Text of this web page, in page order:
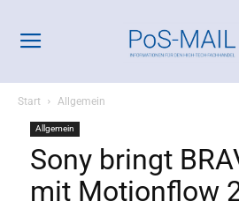
Start Allgemein
Allgemein
Sony bringt
mit Motionflow